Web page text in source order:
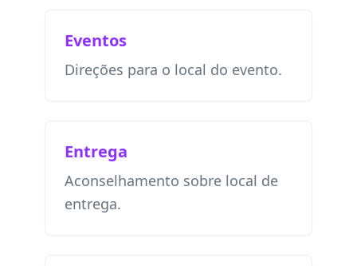
Eventos
Direções para o local do evento.
Entrega
Aconselhamento sobre local de
entrega.